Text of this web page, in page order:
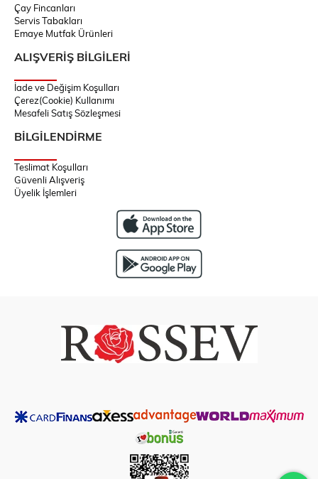
Çay Fincanları
Servis Tabakları
Emaye Mutfak Ürünleri
ALIŞVERİŞ BİLGİLERİ
İade ve Değişim Koşulları
Çerez(Cookie) Kullanımı
Mesafeli Satış Sözleşmesi
BİLGİLENDİRME
Teslimat Koşulları
Güvenli Alışveriş
Üyelik İşlemleri